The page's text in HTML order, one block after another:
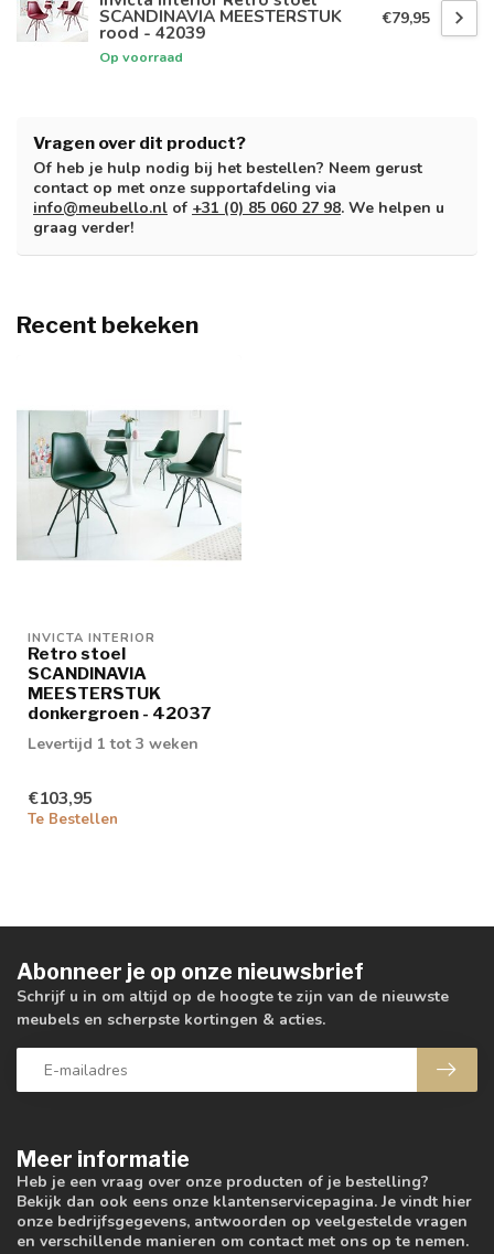
SCANDINAVIA MEESTERSTUK
rood - 42039
Op voorraad
€79,95
Vragen over dit product?
Of heb je hulp nodig bij het bestellen? Neem gerust
contact op met onze supportafdeling via
info@meubello.nl of +31 (0) 85 060 27 98. We helpen u
graag verder!
Recent bekeken
INVICTA INTERIOR
Retro stoel
SCANDINAVIA
MEESTERSTUK
donkergroen - 42037
Levertijd 1 tot 3 weken
€103,95
Te Bestellen
Meer informatie
Heb je een vraag over onze producten of je bestelling?
Bekijk dan ook eens onze klantenservicepagina. Je vindt hier
onze bedrijfsgegevens, antwoorden op veelgestelde vragen
en verschillende manieren om contact met ons op te nemen.
Abonneer je op onze nieuwsbrief
Schrijf u in om altijd op de hoogte te zijn van de nieuwste
meubels en scherpste kortingen & acties.